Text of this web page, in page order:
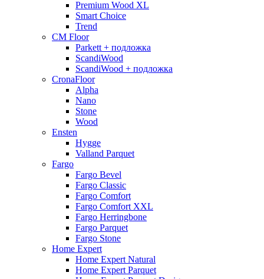
Premium Wood XL
Smart Choice
Trend
CM Floor
Parkett + подложка
ScandiWood
ScandiWood + подложка
CronaFloor
Alpha
Nano
Stone
Wood
Ensten
Hygge
Valland Parquet
Fargo
Fargo Bevel
Fargo Classic
Fargo Comfort
Fargo Comfort XXL
Fargo Herringbone
Fargo Parquet
Fargo Stone
Home Expert
Home Expert Natural
Home Expert Parquet